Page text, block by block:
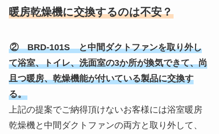
暖房乾燥機に交換するのは不安？
② BRD-101S と中間ダクトファンを取り外し
て浴室、トイレ、洗面室の3か所が換気できて、尚
且つ暖房、乾燥機能が付いている製品に交換す
る。
上記の提案でご納得頂けないお客様には浴室暖房
乾燥機と中間ダクトファンの両方と取り外して、